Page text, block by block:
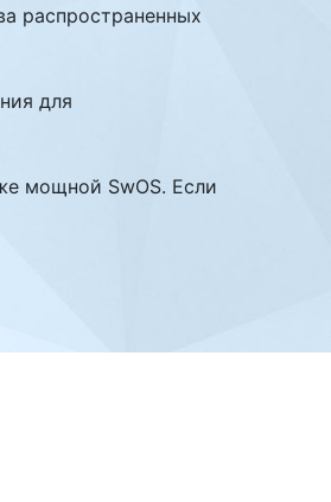
распространенных
для
мощной SwOS. Если